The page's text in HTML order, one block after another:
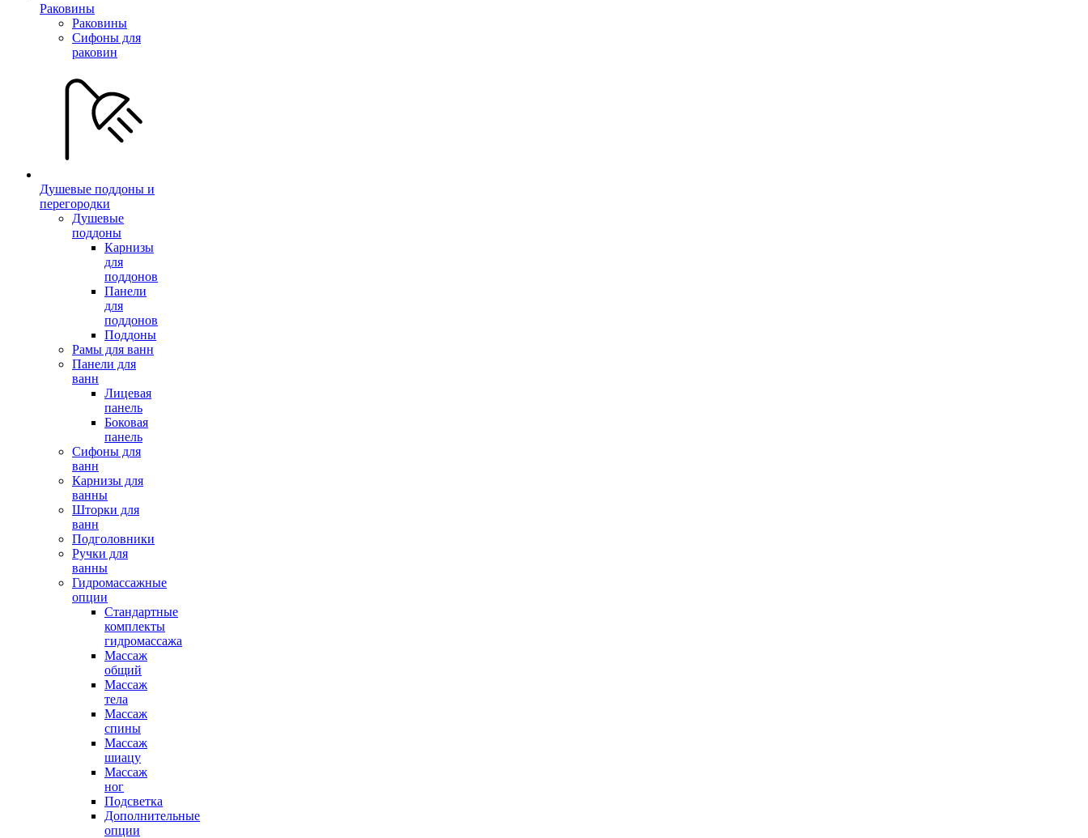
Раковины
Раковины
Сифоны для
раковин
Душевые поддоны и
перегородки
Душевые
поддоны
Карнизы
для
поддонов
Панели
для
поддонов
Поддоны
Рамы для ванн
Панели для
ванн
Лицевая
панель
Боковая
панель
Сифоны для
ванн
Карнизы для
ванны
Шторки для
ванн
Подголовники
Ручки для
ванны
Гидромассажные
опции
Стандартные
комплекты
гидромассажа
Массаж
общий
Массаж
тела
Массаж
спины
Массаж
шиацу
Массаж
ног
Подсветка
Дополнительные
опции